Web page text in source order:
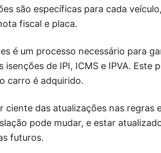
são específicas para cada
fiscal e placa.
é um processo necessário para
de IPI, ICMS e IPVA. Este
carro é adquirido.
das atualizações nas regras
pode mudar, e estar
futuros.